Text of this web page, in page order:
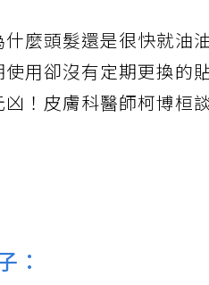
麼頭髮還是很快就油
用卻沒有定期更換的
！皮膚科醫師柯博桓
：